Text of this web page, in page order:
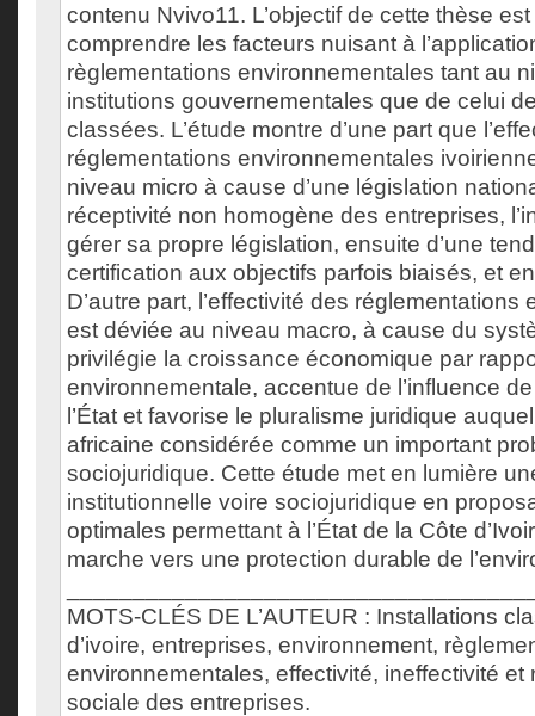
contenu Nvivo11. L’objectif de cette thèse est
comprendre les facteurs nuisant à
règlementations environnementales tant au
institutions gouvernementales que de celui
classées. L’étude montre d’une part que
réglementations environnementales
niveau micro à cause d’une législation
réceptivité non homogène des entreprises,
gérer sa propre législation, ensuite d’une
certification aux objectifs parfois biaisés, et
D’autre part, l’effectivité des
est déviée au niveau macro, à cause du
privilégie la croissance économique par
environnementale, accentue de l’influence
l’État et favorise le pluralisme juridique
africaine considérée comme un important
sociojuridique. Cette étude met en lumière
institutionnelle voire sociojuridique en
optimales permettant à l’État de la Côte
marche vers une protection durable de
MOTS-CLÉS DE L’AUTEUR : Installations
d’ivoire, entreprises, environnement,
environnementales, effectivité, ineffectivité et
sociale des entreprises.